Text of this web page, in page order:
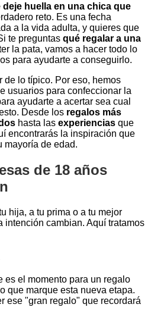
deje huella en una chica que
reto. Es una fecha
a la vida adulta, y quieres que
te preguntas qué regalar a una
la pata, vamos a hacer todo lo
para ayudarte a conseguirlo.
de lo típico. Por eso, hemos
usuarios para confeccionar la
ayudarte a acertar sea cual
Desde los regalos más
hasta las experiencias que
encontrarás la inspiración que
mayoría de edad.
de 18 años
hija, a tu prima o a tu mejor
intención cambian. Aquí tratamos
es el momento para un regalo
que marque esta nueva etapa.
ese "gran regalo" que recordará